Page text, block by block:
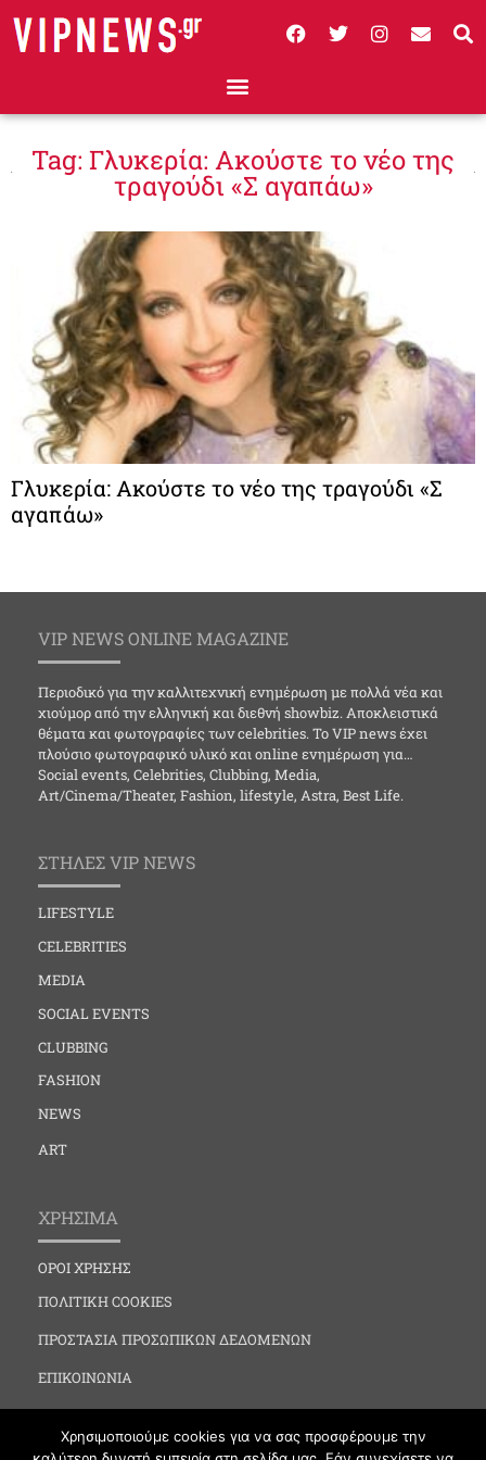
Tag: Γλυκερία: Ακούστε το νέο της
τραγούδι «Σ αγαπάω»
Γλυκερία: Ακούστε το νέο της τραγούδι «Σ
αγαπάω»
VIP NEWS ONLINE MAGAZINE
Περιοδικό για την καλλιτεχνική ενημέρωση με πολλά νέα και
χιούμορ από την ελληνική και διεθνή showbiz. Αποκλειστικά
θέματα και φωτογραφίες των celebrities. Το VIP news έχει
πλούσιο φωτογραφικό υλικό και online ενημέρωση για…
Social events, Celebrities, Clubbing, Media,
Art/Cinema/Theater, Fashion, lifestyle, Astra, Best Life.
ΣΤΗΛΕΣ VIP NEWS
LIFESTYLE
CELEBRITIES
MEDIA
SOCIAL EVENTS
CLUBBING
FASHION
NEWS
ART
ΧΡΗΣΙΜΑ
ΟΡΟΙ ΧΡΗΣΗΣ
ΠΟΛΙΤΙΚΗ COOKIES
ΠΡΟΣΤΑΣΙΑ ΠΡΟΣΩΠΙΚΩΝ ΔΕΔΟΜΕΝΩΝ
ΕΠΙΚΟΙΝΩΝΙΑ
Χρησιμοποιούμε cookies για να σας προσφέρουμε την